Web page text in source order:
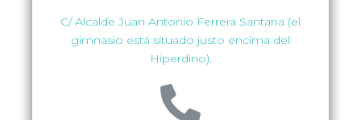
C/ Alcalde Juan Antonio Ferrera Santana (el
gimnasio está situado justo encima del
Hiperdino).